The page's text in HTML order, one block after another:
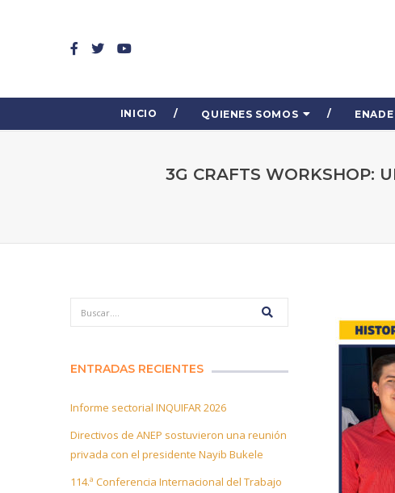
INICIO QUIENES SOMOS ENADE
3G CRAFTS WORKSHOP:
ENTRADAS RECIENTES
Informe sectorial INQUIFAR 2026
Directivos de ANEP sostuvieron una reunión
privada con el presidente Nayib Bukele
114.ª Conferencia Internacional del Trabajo